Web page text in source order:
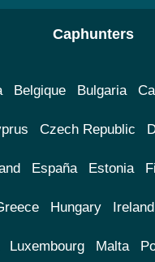
Caphunters
Belgique Bulgaria
Czech Republic
España Estonia
Hungary Ireland
Luxembourg Malta